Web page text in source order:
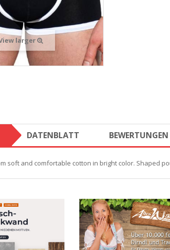
larger
DATENBLATT BEWERTUNGEN
soft and comfortable cotton in bright color. Shaped